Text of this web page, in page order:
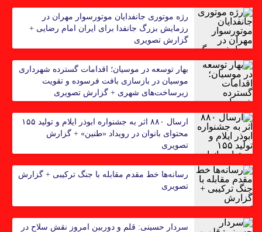
رژه موتوری جانفدایان موتورسوار مهران در
رزمایش بزرگ جانفدا برای ایران امام رضایی +
گزارش تصویری
بهار توسعه در موسیان؛ اقدامات گسترده شهرداری
موسیان در بازسازی بافت فرسوده و تقویت
زیرساخت‌های شهری + گزارش تصویری
ارسال ۸۸۰ اثر به جشنواره ابوذر ایلام و تولید ۱۵۵
محتوای بانوان در رویداد «طنین» + گزارش
تصویری
رسانه‌ها خط مقدم مقابله با جنگ ترکیبی + گزارش
تصویری
سردار حسینی: قلم و دوربین امروز نقش سلاح در